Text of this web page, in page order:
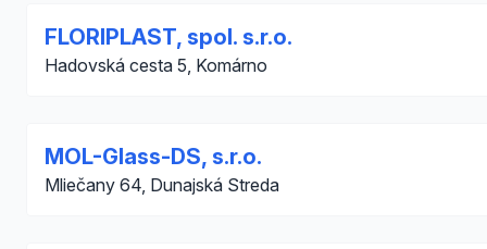
FLORIPLAST, spol. s.r.o.
Hadovská cesta 5, Komárno
MOL-Glass-DS, s.r.o.
Mliečany 64, Dunajská Streda